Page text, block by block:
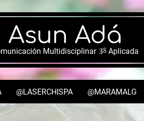
Asun Adá
Multidisciplinar ૐ Aplicada
Secondary
@LASERCHISPA @MARAMALG